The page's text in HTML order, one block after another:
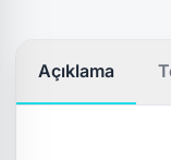
Açıklama